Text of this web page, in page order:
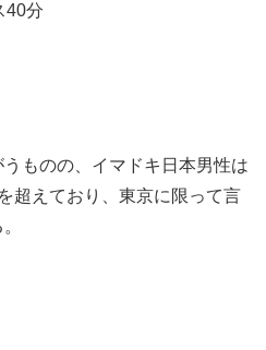
分
ものの、イマドキ日本男性は
超えており、東京に限って言